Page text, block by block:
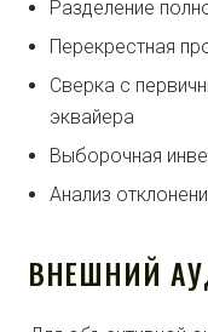
Разделение
Перекрестная
Сверка с
эквайера
Выборочная
Анализ
ВНЕШНИЙ